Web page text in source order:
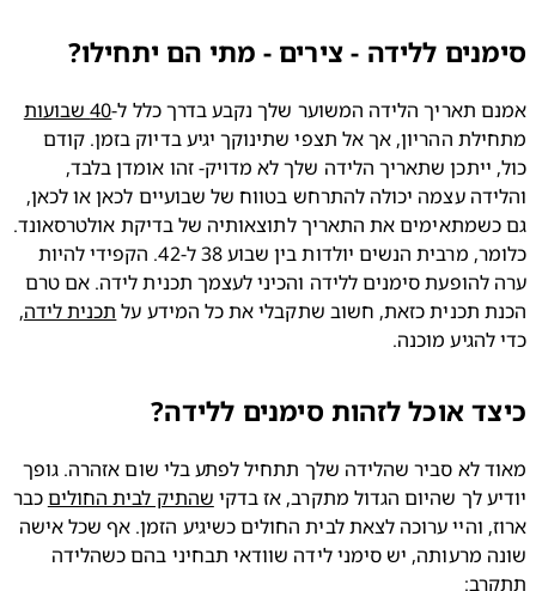
ללידה - צירים - מתי הם יתחילו?
תאריך הלידה המשוער שלך נקבע בדרך כלל ל-40 שבועות
מתחילת ההריון, אך אל תצפי שתינוקך יגיע בדיוק בזמן. קודם
כול, ייתכן שתאריך הלידה שלך לא מדויק- זהו אומדן בלבד,
והלידה עצמה יכולה להתרחש בטווח של שבועיים לכאן או לכאן,
גם כשמתאימים את התאריך לתוצאותיה של בדיקת אולטרסאונד.
כלומר, מרבית הנשים יולדות בין שבוע 38 ל-42. הקפידי להיות
ערה להופעת סימנים ללידה והכיני לעצמך תכנית לידה. אם טרם
תכנית כזאת, חשוב שתקבלי את כל המידע על תכנית לידה,
מוכנה.
אוכל לזהות סימנים ללידה?
מאוד לא סביר שהלידה שלך תתחיל לפתע בלי שום אזהרה. גופך
לך שהיום הגדול מתקרב, אז בדקי שהתיק לבית החולים
כבר
ארוז, והיי ערוכה לצאת לבית החולים כשיגיע הזמן. אף שכל אישה
שונה מרעותה, יש סימני לידה שוודאי תבחיני בהם כשהלידה